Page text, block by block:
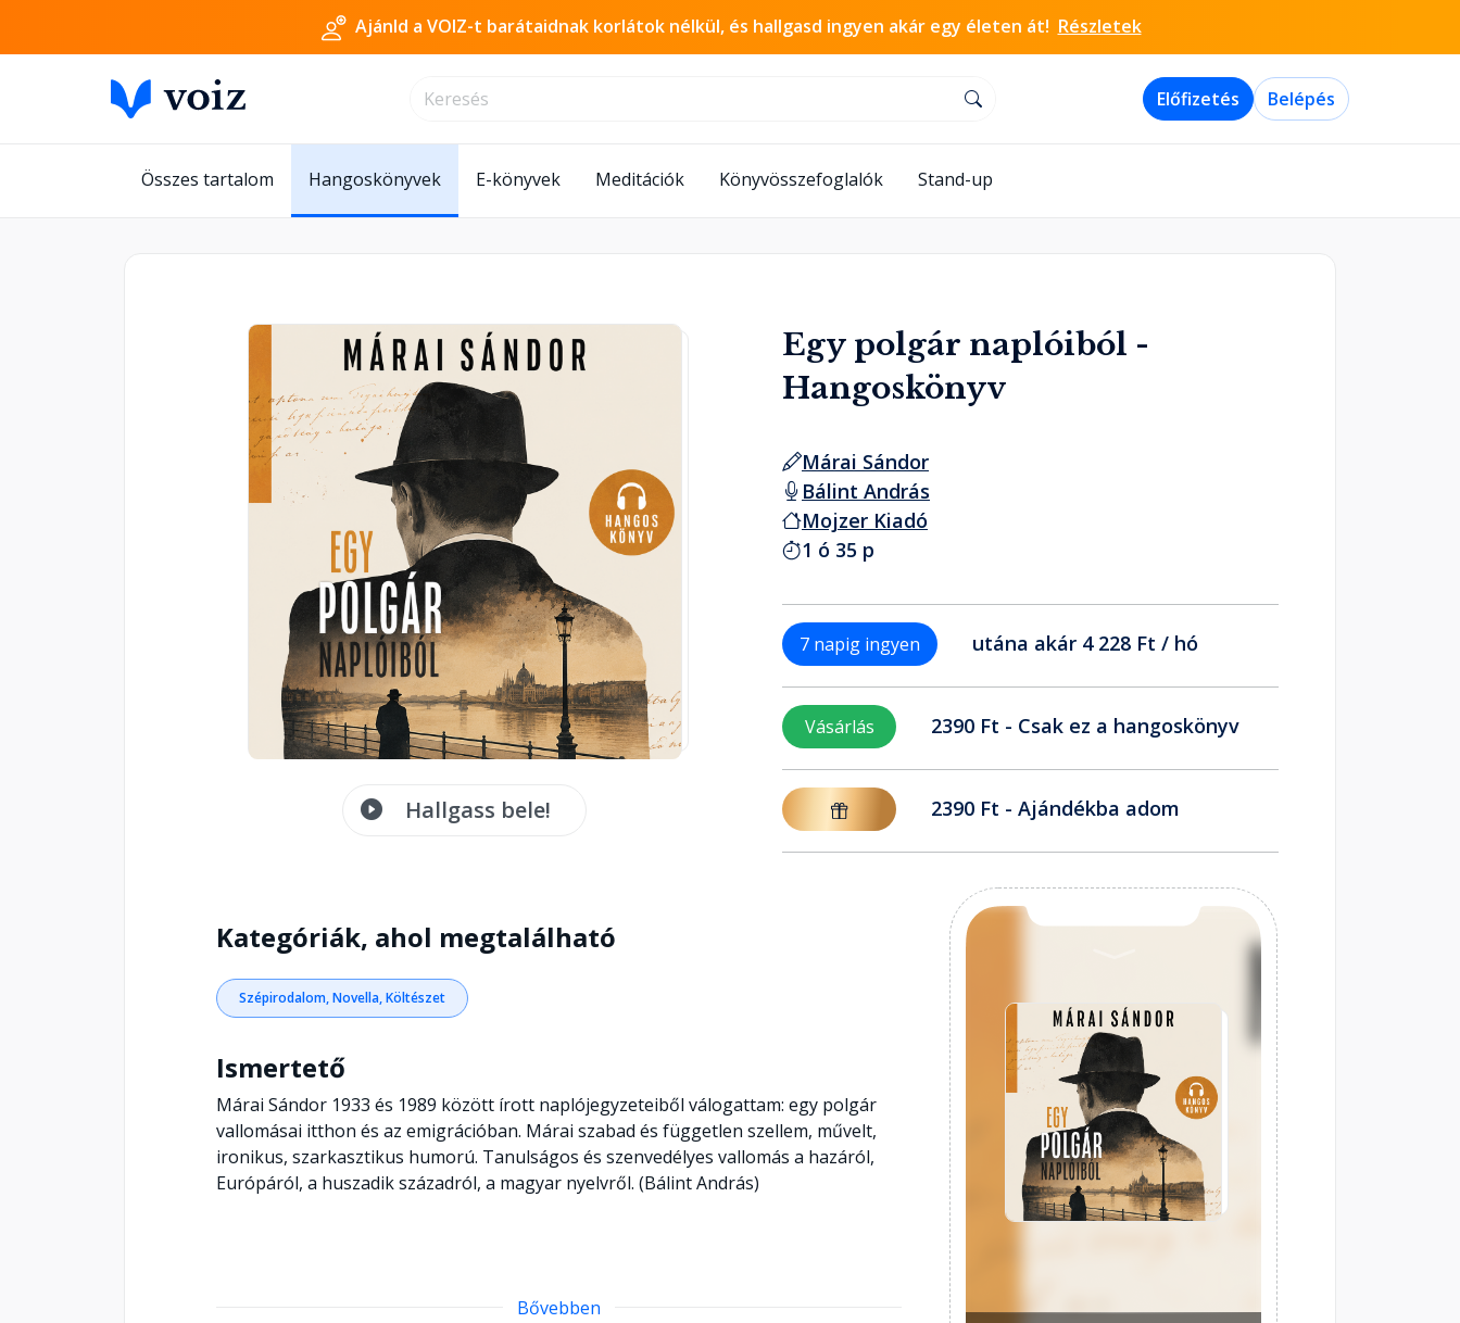
Ajánld a VOIZ-t barátaidnak korlátok nélkül, és hallgasd ingyen akár egy életen át! Részletek
Előfizetés Belépés
Összes tartalom Hangoskönyvek E-könyvek Meditációk Könyvösszefoglalók Stand-up
Hallgass bele!
Egy polgár naplóiból -
Hangoskönyv
Márai Sándor
Bálint András
Mojzer Kiadó
1 ó 35 p
7 napig ingyen utána akár 4 228 Ft / hó
Vásárlás 2390 Ft - Csak ez a hangoskönyv
2390 Ft - Ajándékba adom
Kategóriák, ahol megtalálható
Szépirodalom, Novella, Költészet
Ismertető
Márai Sándor 1933 és 1989 között írott naplójegyzeteiből válogattam: egy polgár
vallomásai itthon és az emigrációban. Márai szabad és független szellem, művelt,
ironikus, szarkasztikus humorú. Tanulságos és szenvedélyes vallomás a hazáról,
Európáról, a huszadik századról, a magyar nyelvről. (Bálint András)
Bővebben